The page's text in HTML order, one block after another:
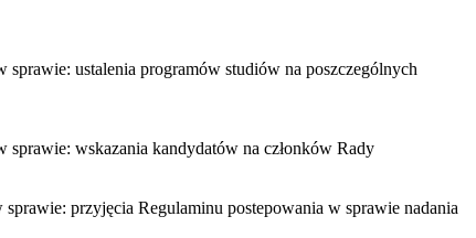
ustalenia programów studiów na poszczególnych
wskazania kandydatów na członków Rady
przyjęcia Regulaminu postepowania w sprawie nadania